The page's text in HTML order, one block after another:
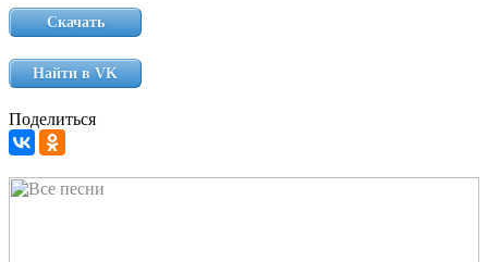
Скачать
Найти в VK
Поделиться